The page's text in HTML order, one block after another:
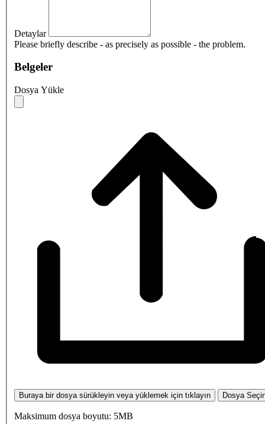
Detaylar
Please briefly describe - as precisely as possible - the problem.
Belgeler
Dosya Yükle
Buraya bir dosya sürükleyin veya yüklemek için tıklayın Dosya
Maksimum dosya boyutu: 5MB